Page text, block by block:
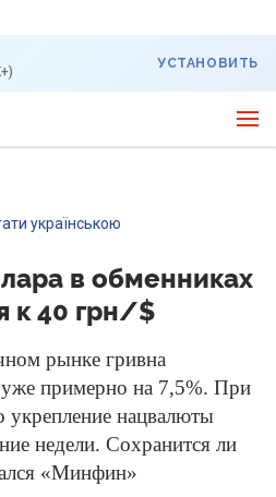
УСТАНОВИТЬ
українською
в обменниках
к 40 грн/$
рынке гривна
уже примерно на 7,5%. При
укрепление нацвалюты
недели. Сохранится ли
«Минфин»